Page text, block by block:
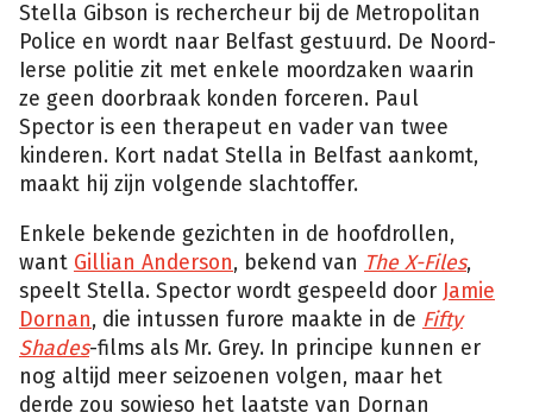
Stella Gibson is rechercheur bij de Metropolitan
Police en wordt naar Belfast gestuurd. De Noord-
Ierse politie zit met enkele moordzaken waarin
ze geen doorbraak konden forceren. Paul
Spector is een therapeut en vader van twee
kinderen. Kort nadat Stella in Belfast aankomt,
maakt hij zijn volgende slachtoffer.
Enkele bekende gezichten in de hoofdrollen,
want Gillian Anderson, bekend van The X-Files,
speelt Stella. Spector wordt gespeeld door Jamie
Dornan, die intussen furore maakte in de Fifty
Shades-films als Mr. Grey. In principe kunnen er
nog altijd meer seizoenen volgen, maar het
derde zou sowieso het laatste van Dornan